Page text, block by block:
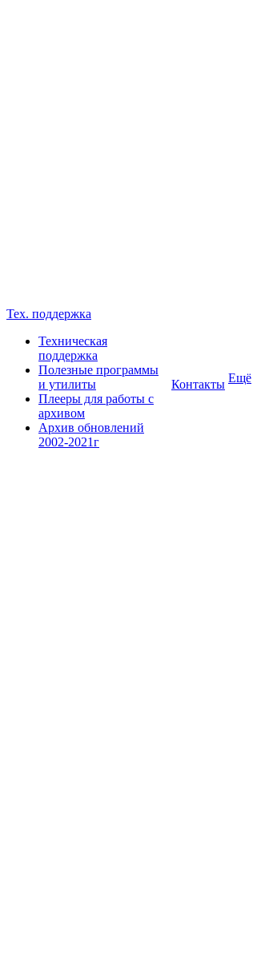
Тех. поддержка
Техническая
поддержка
Полезные программы
и утилиты
Плееры для работы с
архивом
Архив обновлений
2002-2021г
Контакты Ещё